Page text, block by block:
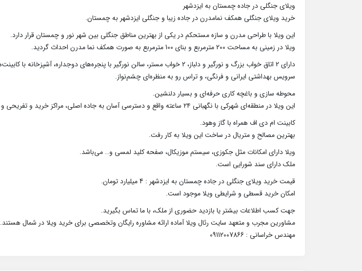
ویلای جنگلی در جاده چمستان به ایزدشهر
خرید ویلای جنگلی همکف نمامدرن در جاده زیبا و جنگلی ایزدشهر به چمستان.
این ویلا با طراحی مدرن و سازه مستحکم در یکی از بهترین مناطق جنگلی بین شهر نور و چمستان قرار دارد.
ویلا در زمینی به مساحت 200 مترمربع و بنای 100 مترمربع به صورت همکف نما مدرن احداث گردید.
سرویس بهداشتی ایرانی و فرنگی، و تراس رو به منظره‌ای چشم‌نواز.
محوطه سازی و باغچه کاری حرفه‌ای و بسیار دلنشین.
این ویلا در منطقه‌ای شهرکی با نگهبانی ۲۴ ساعته واقع و دسترسی آسان به جاده اصلی، مراکز خرید و تفریحی و گردشگری دارد.
کابینت ام دی اف همراه با گاز وهود.
بهترین مصالح و متریال در ساخت این ویلا به کار رفت.
ویلا دارای امکانات مثل جکوزی، سیستم موزیکال، صفحه کلید لمسی و… می‌باشد.
ملک دارای سند شورایی است.
قیمت خرید ویلای جنگلی در جاده چمستان به ایزدشهر : 4 میلیارد تومان.
امکان خرید قسطی و شرایطی ویلا موجود است.
جهت کسب اطلاعات بیشتر یا بازدید حضوری از ملک، با ما تماس بگیرید.
مشاورین مجرب و متعهد سایت رئال ویلا آماده ارائه مشاوره رایگان وتخصصی برای خرید ویلا در شمال هستند.
مهندس خراسانی : 09112007866